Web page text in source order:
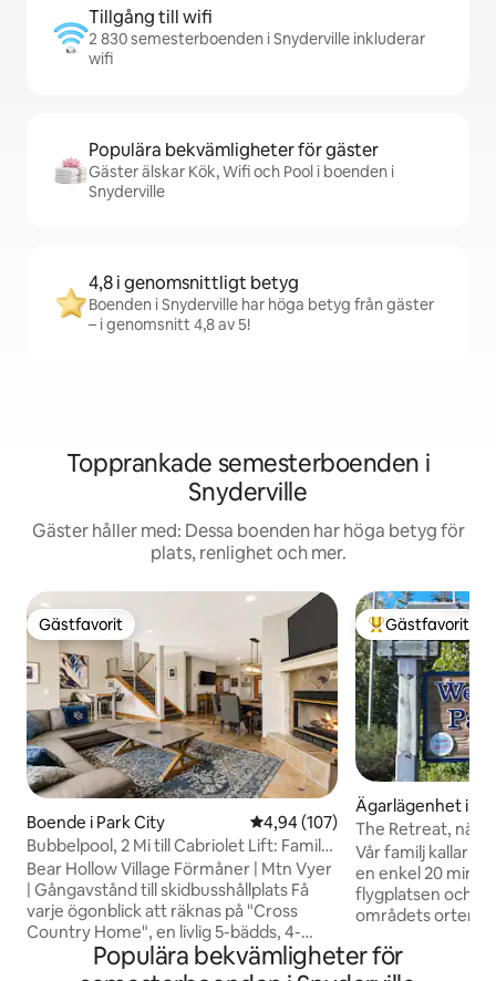
Tillgång till wifi
2 830 semesterboenden i Snyderville inkluderar
wifi
Populära bekvämligheter för gäster
Gäster älskar Kök, Wifi och Pool i boenden i
Snyderville
4,8 i genomsnittligt betyg
Boenden i Snyderville har höga betyg från gäster
– i genomsnitt 4,8 av 5!
Topprankade semesterboenden i
Snyderville
Gäster håller med: Dessa boenden har höga betyg för
plats, renlighet och mer.
Gästfavorit
Gästfavorit
Boende i Park City 4,94 av 5 i genomsnittligt
4,94 (107)
Bubbelpool, 2 Mi till Cabriolet Lift: Family
Mtn Escape
Bear Hollow Village Förmåner | Mtn Vyer
| Gångavstånd till skidbusshållplats Få
varje ögonblick att räknas på "Cross
Country Home", en livlig 5-bädds, 4-
badrum Park City semesterbostad!
Boendet kombinerar äventyr och
Populär
Gästfavorit
Ägarlägenhet i
The Retreat, nära
Vår familj kallar
en enkel 20
flygplatsen och
områdets orter.
Retreat är
Populära bekvämligheter för